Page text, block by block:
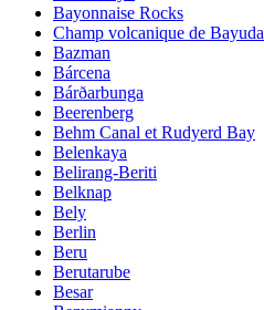
Bayonnaise Rocks
Champ volcanique de Bayuda
Bazman
Bárcena
Bárðarbunga
Beerenberg
Behm Canal et Rudyerd Bay
Belenkaya
Belirang-Beriti
Belknap
Bely
Berlin
Beru
Berutarube
Besar